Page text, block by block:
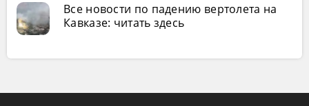
Все новости по падению вертолета на
Кавказе: читать здесь